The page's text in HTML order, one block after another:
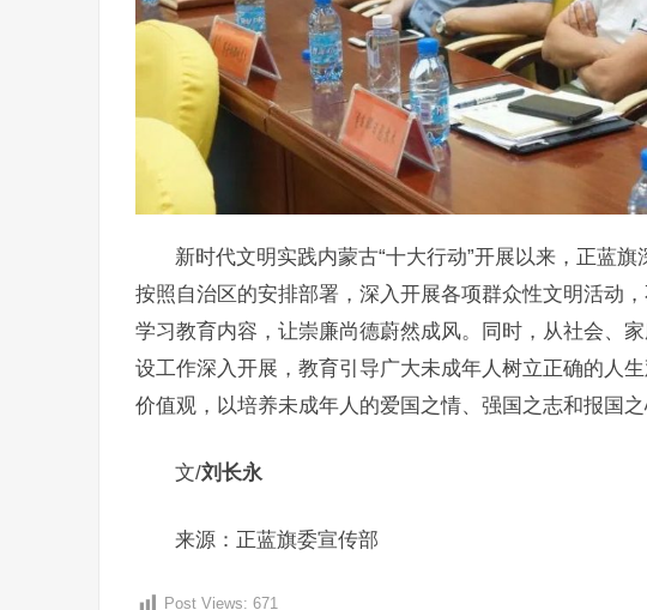
新时代文明实践内蒙古“十大行动”开展以来，正蓝
按照自治区的安排部署，深入开展各项群众性文明活动
学习教育内容，让崇廉尚德蔚然成风。同时，从社会、
设工作深入开展，教育引导广大未成年人树立正确的人
价值观，以培养未成年人的爱国之情、强国之志和报国之
文/刘长永
来源：正蓝旗委宣传部
Post Views: 671